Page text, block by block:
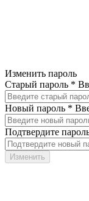
Изменить пароль
Старый пароль *
Новый пароль *
Подтвердите